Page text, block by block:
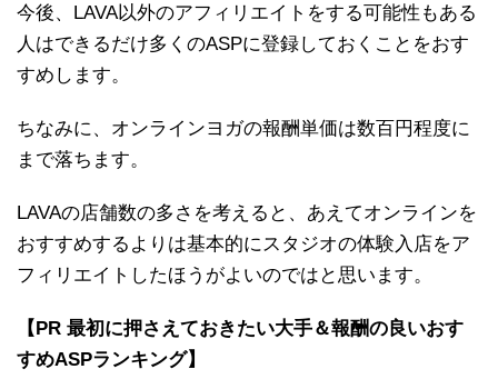
今後、LAVA以外のアフィリエイトをする可能性もある
人はできるだけ多くのASPに登録しておくことをおす
すめします。
ちなみに、オンラインヨガの報酬単価は数百円程度に
まで落ちます。
LAVAの店舗数の多さを考えると、あえてオンラインを
おすすめするよりは基本的にスタジオの体験入店をア
フィリエイトしたほうがよいのではと思います。
【PR 最初に押さえておきたい大手＆報酬の良いおす
すめASPランキング】